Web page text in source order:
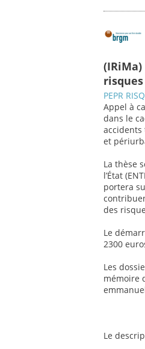
PEPR
Appel à
dans le
et
La thèse
l’État
portera
des
Le
2300
Les
mémoire
Le